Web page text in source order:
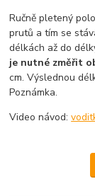
Ručně pletený
prutů a tím se
délkách až do
je nutné změřit
cm. Výslednou
Poznámka.
Video návod: